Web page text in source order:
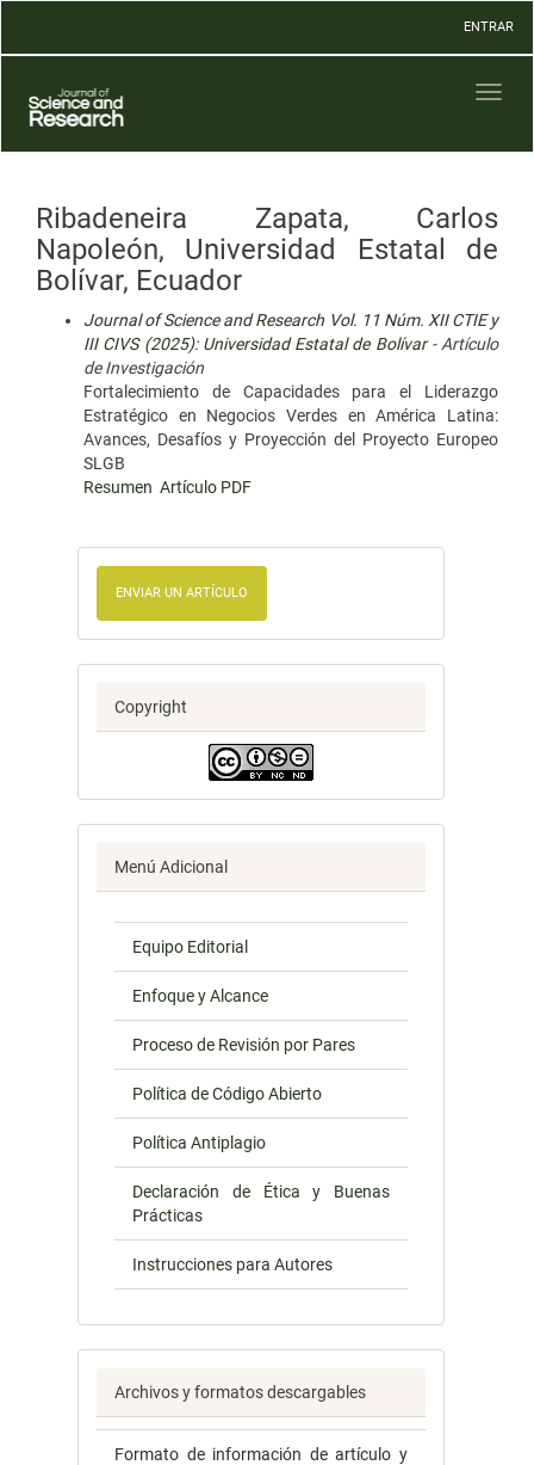
Contenido
Barra
lateral
ENTRAR
Ribadeneira Zapata, Carlos
Napoleón, Universidad Estatal de
Bolívar, Ecuador
Journal of Science and Research Vol. 11 Núm. XII CTIE y
III CIVS (2025): Universidad Estatal de Bolívar- Artículo
de Investigación
Fortalecimiento de Capacidades para el Liderazgo
Estratégico en Negocios Verdes en América Latina:
Avances, Desafíos y Proyección del Proyecto Europeo
SLGB
Resumen Artículo PDF
ENVIAR UN ARTÍCULO
Copyright
Menú Adicional
Equipo Editorial
Enfoque y Alcance
Proceso de Revisión por Pares
Política de Código Abierto
Política Antiplagio
Declaración de Ética y Buenas
Prácticas
Instrucciones para Autores
Archivos y formatos descargables
Formato de información de artículo y